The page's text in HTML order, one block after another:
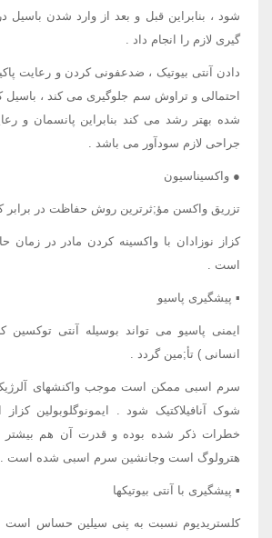
شود ، بنابراین قبل و بعد از وارد شدن
گیری لازم را انجام داد .
دادن آنتی بیوتیک ، ضدعفونی کردن و رعایت
احتمالی و تراوش سم جلوگیری می کند ، باسیل
شده بهتر رشد می کند بنابراین پانسمان و
جراحی لازم سودآور می باشد .
● واکسیناسیون
تزریق واکسن مؤ;ثرترین روش حفاظت در برابر
کزاز نوزادان با واکسینه کردن مادر در زمان
است .
▪ پیشگیری پاسیو
ایمنی پاسیو می تواند بوسیله آنتی توکسین
انسانی ) تأ;مین گردد .
سرم اسبی ممکن است موجب واکنشهای
شوک آنافیلاکتیک شود . ایمونوگلوبولین کزاز
خطرات ذکر شده بوده و قدرت آن هم بیشتر
هترولوگ است وجانشین سرم اسبی شده است .
▪ پیشگیری با آنتی بیوتیکها
کلستریدیوم نسبت به پنی سیلین حساس است